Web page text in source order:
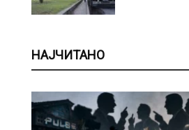
НАЈЧИТАНО